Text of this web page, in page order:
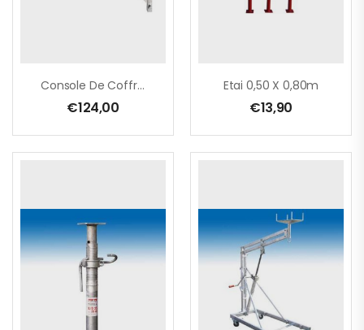
Console De Coffrage
€124,00
Etai 0,50 X 0,80m
€13,90